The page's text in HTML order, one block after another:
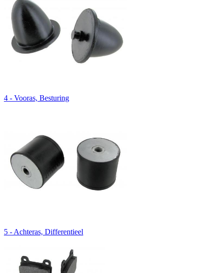
4 - Vooras, Besturing
5 - Achteras, Differentieel